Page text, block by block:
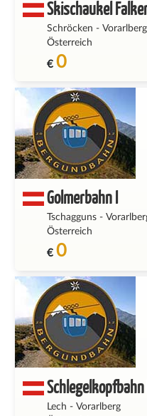
Skischaukel
Schröcken - Vorarlberg
Österreich
€ 0
Golmerbahn I
Tschagguns-
Österreich
€ 0
Schlegelkopfbahn
Lech - Vorarlberg